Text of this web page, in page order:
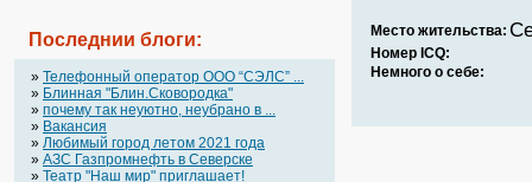
Последнии блоги:
» Телефонный оператор OOO “СЭЛС” ...
» Блинная "Блин.Сковородка"
» почему так неуютно, неубрано в ...
» Вакансия
» Любимый город летом 2021 года
» АЗС Газпромнефть в Северске
» Театр "Наш мир" приглашает!
Место жительства:
Номер ICQ:
Немного о себе: